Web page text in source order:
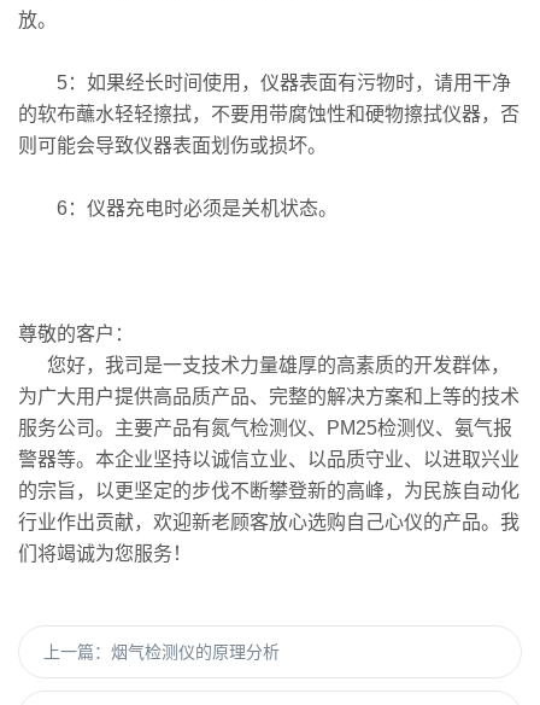
放。
5：如果经长时间使用，仪器表面有污物时，请用干净
的软布蘸水轻轻擦拭，不要用带腐蚀性和硬物擦拭仪器，否
则可能会导致仪器表面划伤或损坏。
6：仪器充电时必须是关机状态。
尊敬的客户：
您好，我司是一支技术力量雄厚的高素质的开发群体，
为广大用户提供高品质产品、完整的解决方案和上等的技术
服务公司。主要产品有氮气检测仪、 PM25检测仪、 氨气报
警器等。本企业坚持以诚信立业、以品质守业、以进取兴业
的宗旨，以更坚定的步伐不断攀登新的高峰，为民族自动化
行业作出贡献，欢迎新老顾客放心选购自己心仪的产品。我
们将竭诚为您服务！
上一篇： 烟气检测仪的原理分析